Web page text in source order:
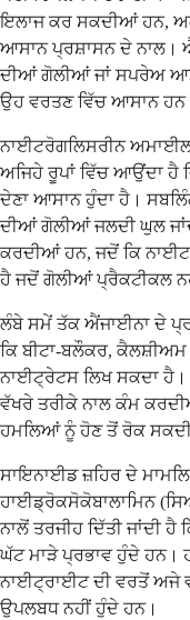
ਇਲਾਜ ਕਰ ਸਕਦੀਆਂ ਹਨ,
ਆਸਾਨ ਪ੍ਰਸ਼ਾਸਨ ਦੇ ਨਾਲ।
ਦੀਆਂ ਗੋਲੀਆਂ ਜਾਂ ਸਪਰੇਅ
ਉਹ ਵਰਤਣ ਵਿੱਚ ਆਸਾਨ
ਨਾਈਟਰੋਗਲਿਸਰੀਨ
ਅਜਿਹੇ ਰੂਪਾਂ ਵਿੱਚ ਆਉਂਦਾ ਹੈ
ਦੇਣਾ ਆਸਾਨ ਹੁੰਦਾ ਹੈ।
ਦੀਆਂ ਗੋਲੀਆਂ ਜਲਦੀ ਘੁਲ
ਕਰਦੀਆਂ ਹਨ, ਜਦੋਂ ਕਿ
ਹੈ ਜਦੋਂ ਗੋਲੀਆਂ ਪ੍ਰੈਕਟੀਕਲ
ਲੰਬੇ ਸਮੇਂ ਤੱਕ ਐਂਜਾਈਨਾ ਦੇ
ਕਿ ਬੀਟਾ-ਬਲੌਕਰ,
ਨਾਈਟ੍ਰੇਟਸ ਲਿਖ ਸਕਦਾ
ਵੱਖਰੇ ਤਰੀਕੇ ਨਾਲ ਕੰਮ
ਹਮਲਿਆਂ ਨੂੰ ਹੋਣ ਤੋਂ ਰੋਕ
ਸਾਇਨਾਈਡ ਜ਼ਹਿਰ ਦੇ
ਹਾਈਡ੍ਰੋਕਸੋਕੋਬਾਲਾਮਿਨ
ਨਾਲੋਂ ਤਰਜੀਹ ਦਿੱਤੀ ਜਾਂਦੀ
ਘੱਟ ਮਾੜੇ ਪ੍ਰਭਾਵ ਹੁੰਦੇ ਹਨ।
ਨਾਈਟ੍ਰਾਈਟ ਦੀ ਵਰਤੋਂ ਅਜੇ
ਉਪਲਬਧ ਨਹੀਂ ਹੁੰਦੇ ਹਨ।